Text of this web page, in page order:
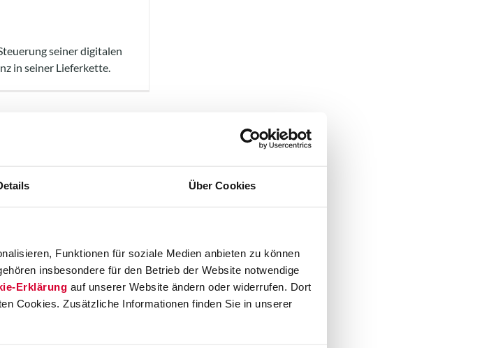
Über Cookies
Funktionen für soziale Medien anbieten zu können
insbesondere für den Betrieb der Website notwendige
Erklärung auf unserer Website ändern oder widerrufen. Dort
Cookies. Zusätzliche Informationen finden Sie in unserer
seiner digitalen
in seiner Lieferkette.
bei einem